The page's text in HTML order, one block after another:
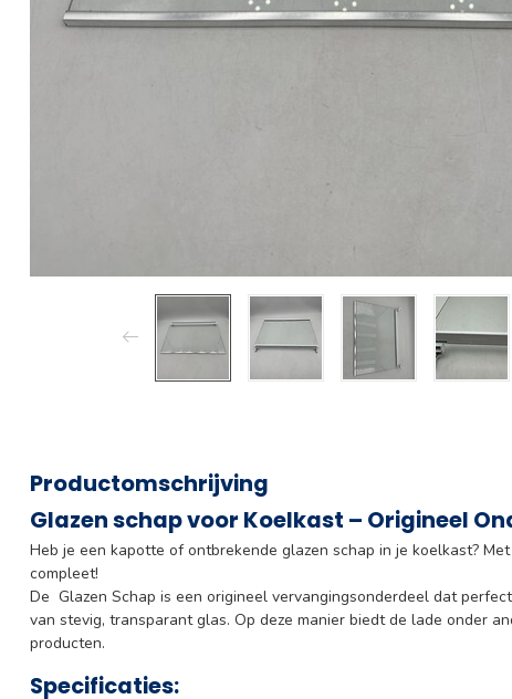
Productomschrijving
Glazen schap voor Koelkast – Origineel
Heb je een kapotte of ontbrekende glazen schap in je koelkast?
compleet!
De Glazen Schap is een origineel vervangingsonderdeel dat
van stevig, transparant glas. Op deze manier biedt de lade onder
producten.
Specificaties: